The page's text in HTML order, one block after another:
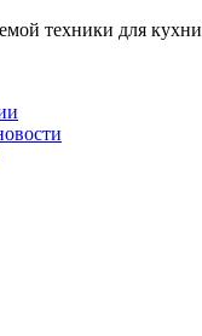
техники для кухни